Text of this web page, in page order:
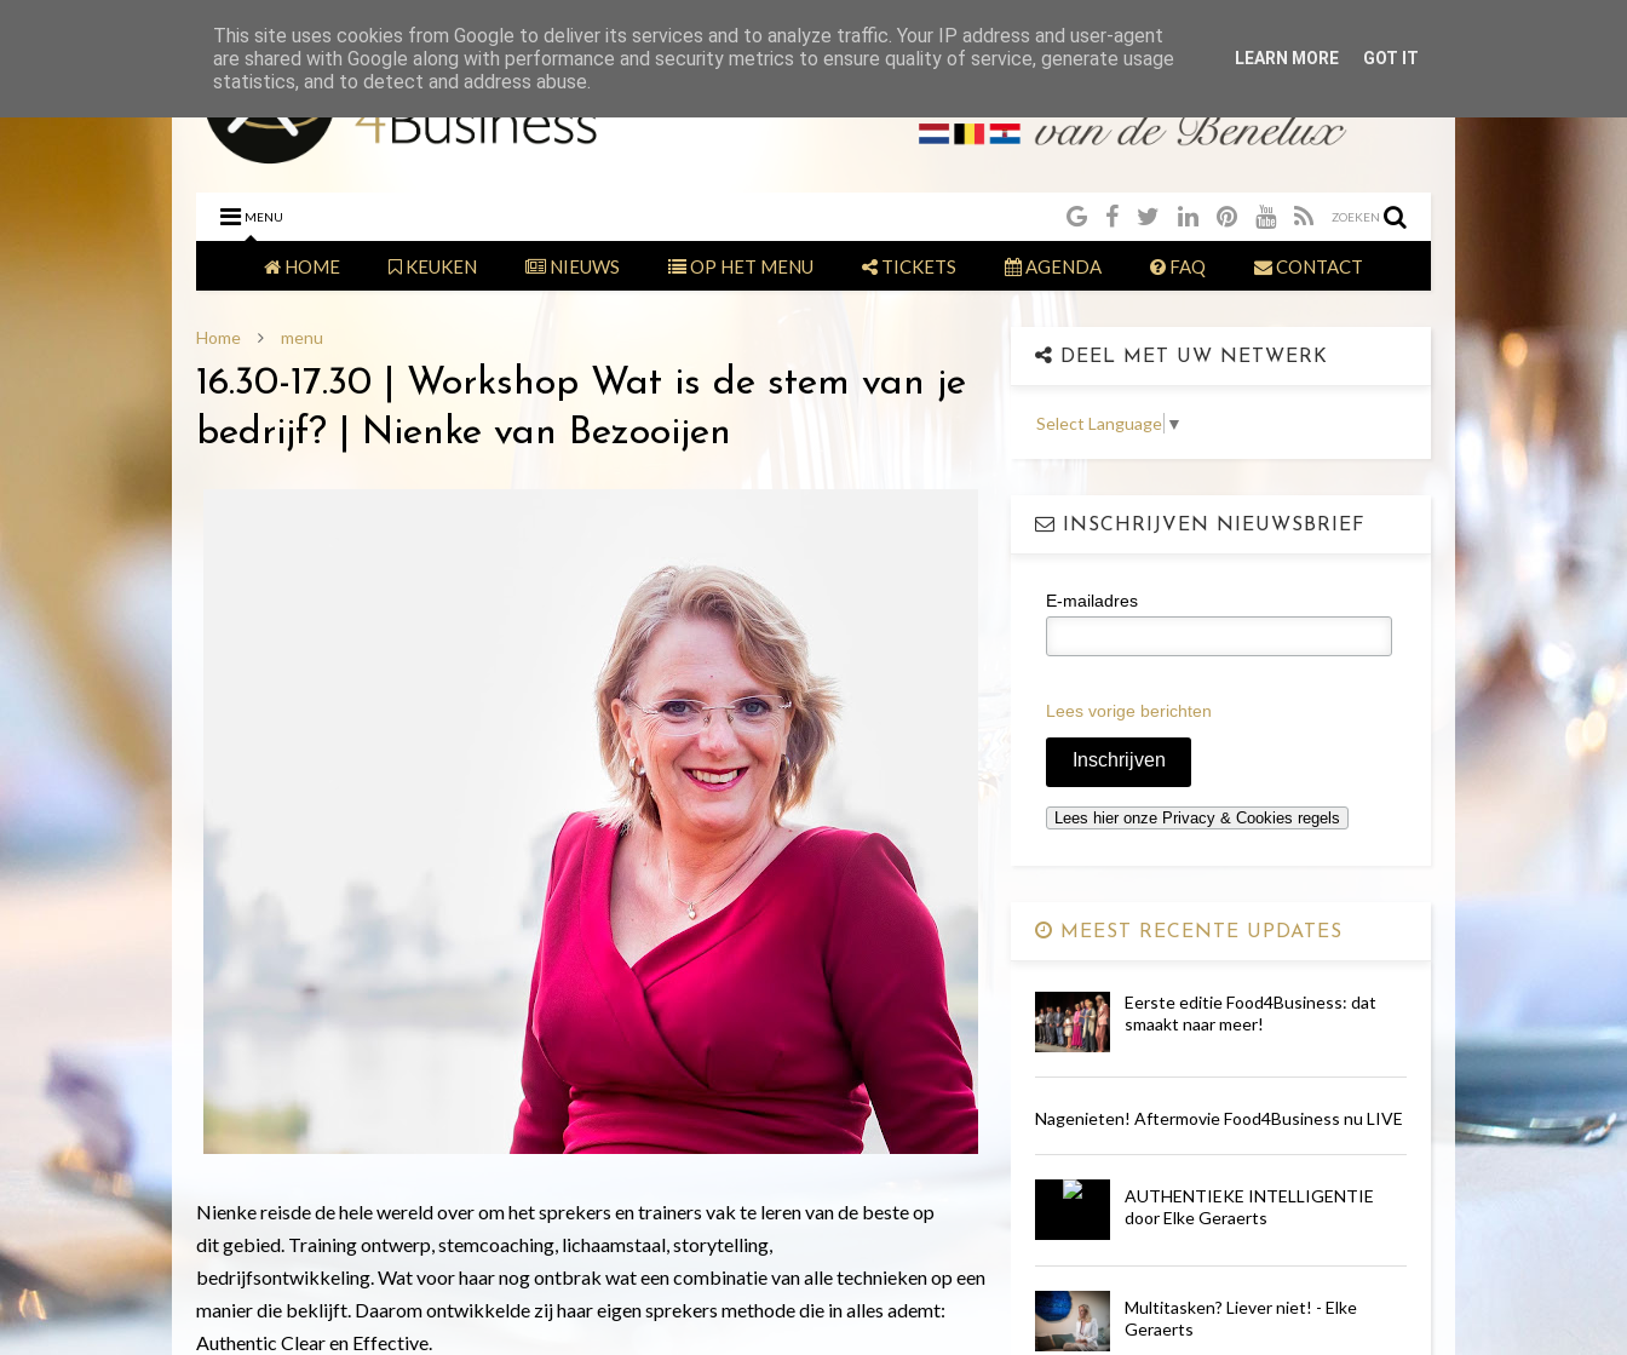
MENU ZOEKEN
HOME KEUKEN NIEUWS OP HET MENU TICKETS AGENDA FAQ CONTACT
Home menu
16.30-17.30 | Workshop Wat is de stem van je
bedrijf? | Nienke van Bezooijen
Nienke reisde de hele wereld over om het sprekers en trainers vak te leren van de beste op
dit gebied. Training ontwerp, stemcoaching, lichaamstaal, storytelling,
bedrijfsontwikkeling. Wat voor haar nog ontbrak wat een combinatie van alle technieken op een
manier die beklijft. Daarom ontwikkelde zij haar eigen sprekers methode die in alles ademt:
Authentic Clear en Effective.
DEEL MET UW NETWERK
Select Language ▼
INSCHRIJVEN NIEUWSBRIEF
E-mailadres
Lees vorige berichten
MEEST RECENTE UPDATES
Eerste editie Food4Business: dat
smaakt naar meer!
Nagenieten! Aftermovie Food4Business nu LIVE
AUTHENTIEKE INTELLIGENTIE
door Elke Geraerts
Multitasken? Liever niet! - Elke
Geraerts
This site uses cookies from Google to deliver its services and to analyze traffic. Your IP address and user-agent
are shared with Google along with performance and security metrics to ensure quality of service, generate usage
statistics, and to detect and address abuse.
LEARN MORE GOT IT